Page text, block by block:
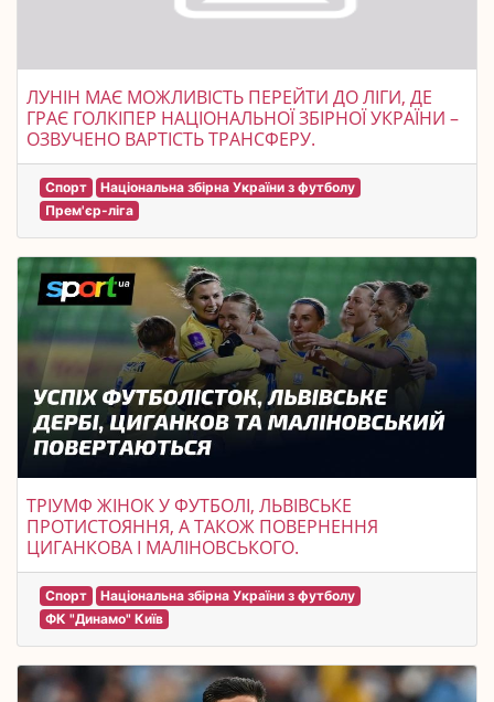
ЛУНІН МАЄ МОЖЛИВІСТЬ ПЕРЕЙТИ ДО ЛІГИ, ДЕ
ГРАЄ ГОЛКІПЕР НАЦІОНАЛЬНОЇ ЗБІРНОЇ УКРАЇНИ –
ОЗВУЧЕНО ВАРТІСТЬ ТРАНСФЕРУ.
Спорт
Національна збірна України з футболу
Прем'єр-ліга
ТРІУМФ ЖІНОК У ФУТБОЛІ, ЛЬВІВСЬКЕ
ПРОТИСТОЯННЯ, А ТАКОЖ ПОВЕРНЕННЯ
ЦИГАНКОВА І МАЛІНОВСЬКОГО.
Спорт
Національна збірна України з футболу
ФК "Динамо" Київ